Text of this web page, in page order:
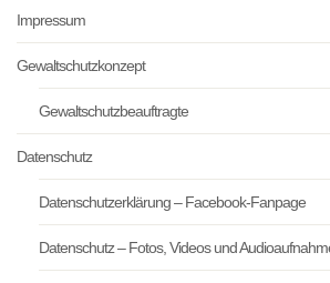
Impressum
Gewaltschutzkonzept
Gewaltschutzbeauftragte
Datenschutz
Datenschutzerklärung – Facebook-Fanpage
Datenschutz – Fotos, Videos und